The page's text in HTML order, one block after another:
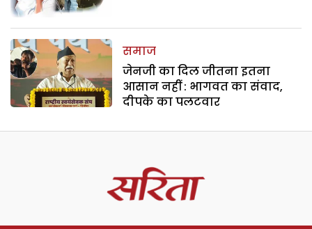
समाज
जेनजी का दिल जीतना इतना
आसान नहीं : भागवत का संवाद,
दीपके का पलटवार